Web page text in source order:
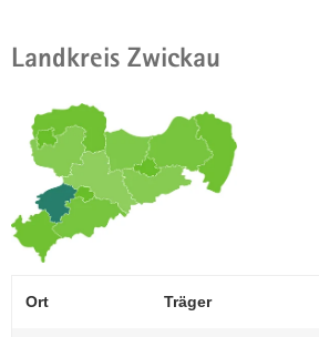
Landkreis Zwickau
Ort Träger